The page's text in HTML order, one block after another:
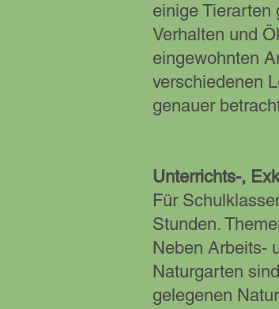
einige Tierarten
Verhalten und
eingewohnten
verschiedenen
genauer
Unterrichts-,
Für
Stunden.
Neben Arbeits-
Naturgarten
gelegenen